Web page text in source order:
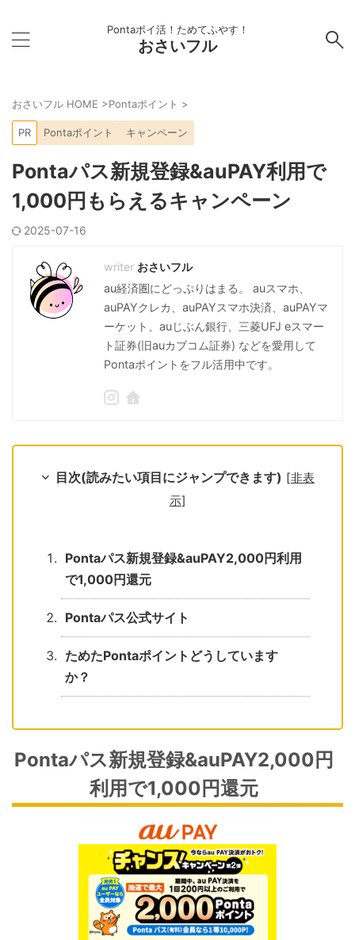
Pontaポイ活！ためてふやす！
おさいフル
おさいフル HOME >Pontaポイント >
PR Pontaポイント キャンペーン
Pontaパス新規登録&auPAY利用で
1,000円もらえるキャンペーン
2025-07-16
おさいフル
au経済圏にどっぷりはまる。 auスマホ、
auPAYクレカ、auPAYスマホ決済、auPAYマ
ーケット、auじぶん銀行、三菱UFJ eスマー
ト証券(旧auカブコム証券) などを愛用して
Pontaポイントをフル活用中です。
目次(読みたい項目にジャンプできます) [非表
示]
Pontaパス新規登録&auPAY2,000円利用
で1,000円還元
Pontaパス公式サイト
ためたPontaポイントどうしています
か？
Pontaパス新規登録&auPAY2,000円
利用で1,000円還元